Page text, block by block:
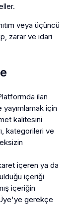
veya üçüncü
zarar ve idari
ilan
için
kalitesini
kategorileri ve
içeren ya da
içeriği
içeriğin
Üye'ye gerekçe